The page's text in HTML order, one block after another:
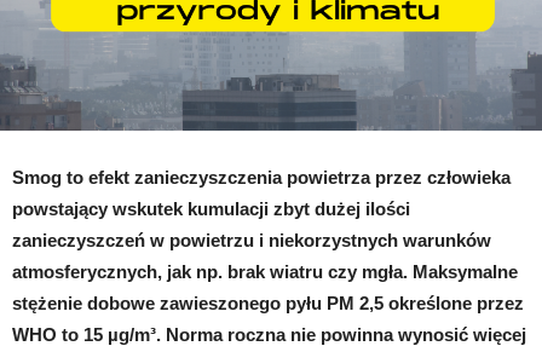
Smog to efekt zanieczyszczenia powietrza przez człowieka
powstający wskutek kumulacji zbyt dużej ilości
zanieczyszczeń w powietrzu i niekorzystnych warunków
atmosferycznych, jak np. brak wiatru czy mgła. Maksymalne
stężenie dobowe zawieszonego pyłu PM 2,5 określone przez
WHO to 15 µg/m³. Norma roczna nie powinna wynosić więcej